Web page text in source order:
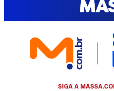
SIGA A